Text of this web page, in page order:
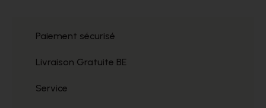
Paiement sécurisé
Livraison Gratuite BE
Service